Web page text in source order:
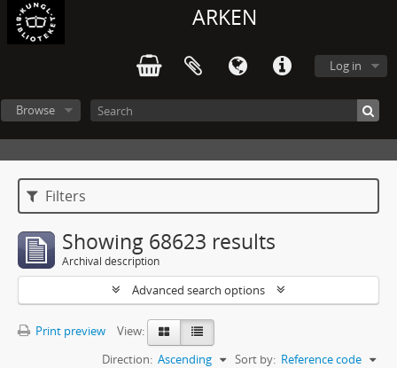
ARKEN
Log in
Browse
Filters
Showing 68623 results
Archival description
Advanced search options
Print preview
View:
Sort by: Reference code
Direction: Ascending